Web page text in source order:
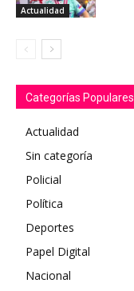
Actualidad
Categorías Populares
Actualidad
Sin categoría
Policial
Política
Deportes
Papel Digital
Nacional